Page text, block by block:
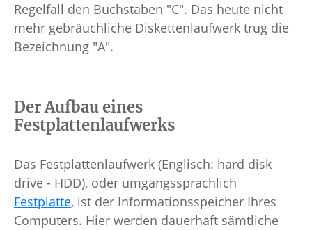
Regelfall den Buchstaben "C". Das heute nicht
mehr gebräuchliche Diskettenlaufwerk trug die
Bezeichnung "A".
Der Aufbau eines
Festplattenlaufwerks
Das Festplattenlaufwerk (Englisch: hard disk
drive - HDD), oder umgangssprachlich
Festplatte, ist der Informationsspeicher Ihres
Computers. Hier werden dauerhaft sämtliche